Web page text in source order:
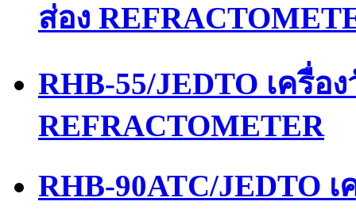
ส่อง
RHB-55/JEDTO เครื่อ
REFRACTOMETER
RHB-90ATC/JEDTO